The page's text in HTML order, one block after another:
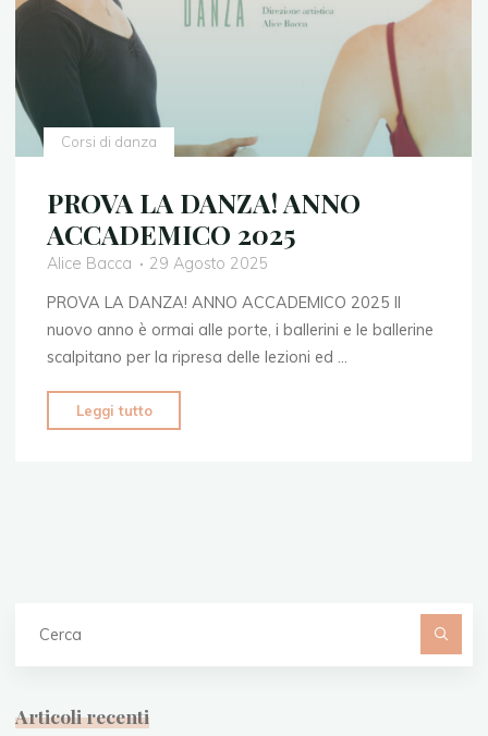
Corsi di danza
PROVA LA DANZA! ANNO
ACCADEMICO 2025
Alice Bacca
29 Agosto 2025
PROVA LA DANZA! ANNO ACCADEMICO 2025 Il
nuovo anno è ormai alle porte, i ballerini e le ballerine
scalpitano per la ripresa delle lezioni ed …
Leggi tutto
LA
Articoli recenti